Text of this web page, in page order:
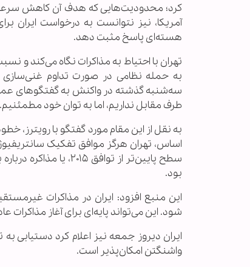
کرد؛ محدودیت‌هایی که هدف آن کاهش
آمریکا، نیز نتوانست به درخواست ایران
هسته‌ای پاسخ مثبت دهد.
تهران با احتیاط به مذاکرات نگاه می‌کند و
به حمله نظامی در صورت تداوم غنی‌سازی
سه‌شنبه گذشته در واکنش به گفتگوهای
طرف مقابل نداریم، اما به توان خود
به نقل از این مقام مورد گفتگو با رویترز،
اساس، تهران هرگز موافق تفکیک
سطح پایین‌تر از
بود.
این منبع افزود: ایران در مذاکرات
شود. این می‌تواند پایه‌ای برای آغاز مذاکرات
ایران دیروز جمعه نیز اعلام کرد دستیابی
واشنگتن امکان‌پذیر است.